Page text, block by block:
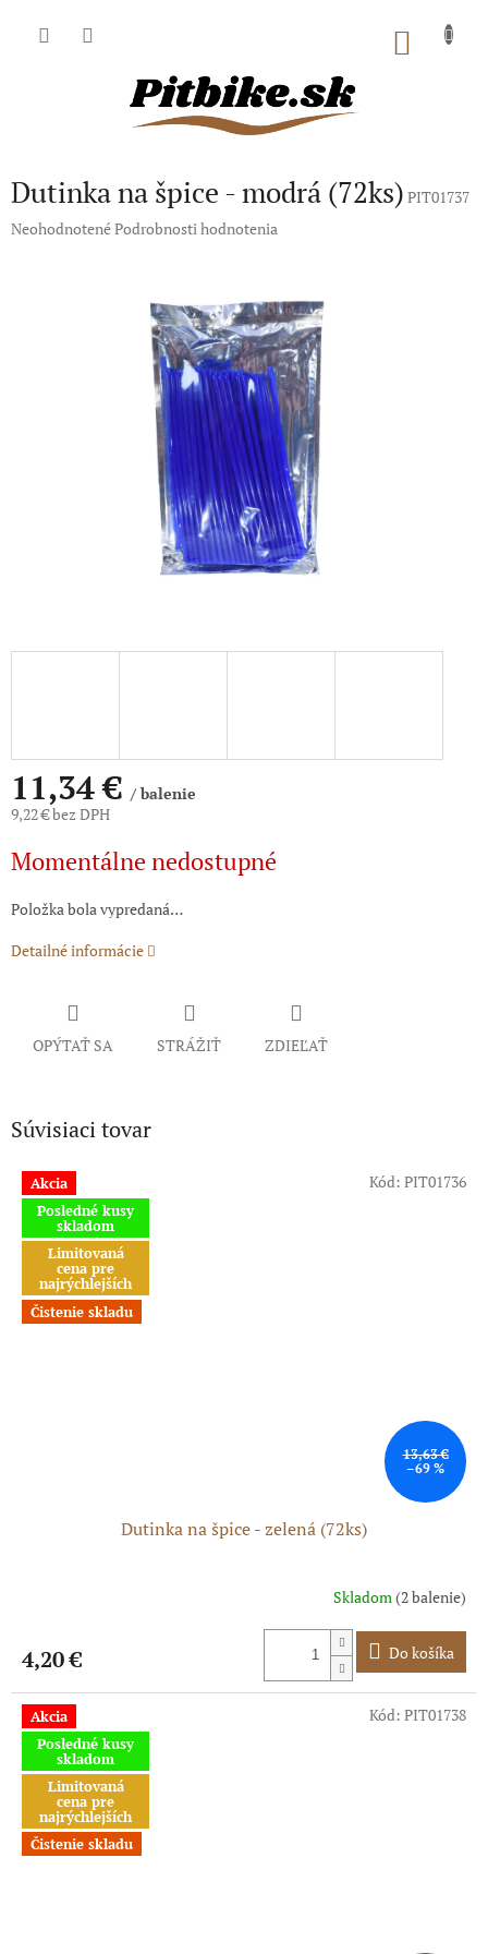
Dutinka na špice - modrá (72ks) PIT01737
Priemerné
NeohodnotenéPodrobnosti hodnotenia
11,34 €/ balenie
9,22 € bez DPH
cena:
Momentálne nedostupné
Položka bola vypredaná…
Detailné informácie
OPÝTAŤ SA STRÁŽIŤ ZDIEĽAŤ
Súvisiaci tovar
Akcia
Posledné kusy
skladom
Limitovaná
cena pre
najrýchlejších
Čistenie skladu
13,63 €
–69 %
Dutinka na špice - zelená (72ks)
Skladom(2 balenie)
4,20 € Do košíka
Kód: PIT01736
Akcia
Posledné kusy
skladom
Limitovaná
cena pre
najrýchlejších
Čistenie skladu
Kód: PIT01738